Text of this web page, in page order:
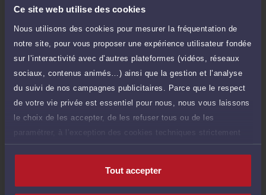
Ce site web utilise des cookies
Nous utilisons des cookies pour mesurer la fréquentation de
notre site, pour vous proposer une expérience utilisateur fondée
sur l’interactivité avec d’autres plateformes (vidéos, réseaux
sociaux, contenus animés…) ainsi que la gestion et l’analyse
du suivi de nos campagnes publicitaires. Parce que le respect
de votre vie privée est essentiel pour nous, nous vous laissons
le choix de les accepter, de les refuser tous ou de les
paramétrer, à l’exception des cookies techniques strictement
nécessaires au fonctionnement du site.
Tout accepter
d'ajout d'une pièce jointe
Consulter par écrit
Payer des honoraires ou une facture
Vous souhaitez payer une facture ou des
honoraires à l’avocat par Carte Bancaire.
Payer
Compétences